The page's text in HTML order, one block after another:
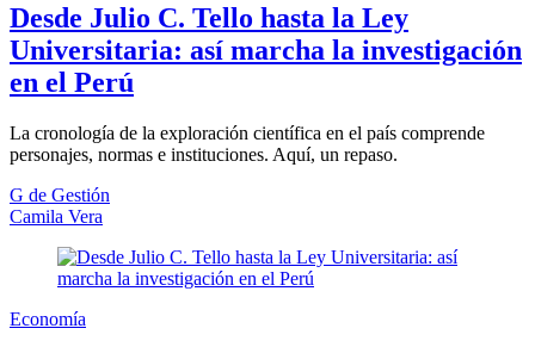
Desde Julio C. Tello hasta la Ley
Universitaria: así marcha la investigación
en el Perú
La cronología de la exploración científica en el país comprende
personajes, normas e instituciones. Aquí, un repaso.
G de Gestión
Camila Vera
Economía